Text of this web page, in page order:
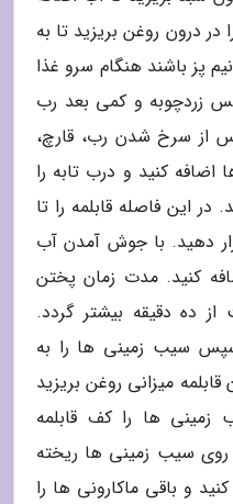
در درون روغن بریزید تا به
پز باشند هنگام سرو غذا
زردچوبه و کمی بعد رب
از سرخ شدن رب، قارچ،
کنید و درب تابه را
در این فاصله قابلمه را تا
دهید. با جوش آمدن آب
کنید. مدت زمان پختن
ده دقیقه بیشتر گردد.
سیب زمینی ها را به
میزانی روغن بریزید
ها را کف قابلمه
روی سیب زمینی ها ریخته
و باقی ماکارونی ها را